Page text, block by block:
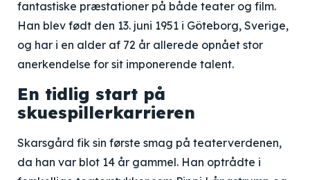
fantastiske præstationer på både teater og film.
Han blev født den 13. juni 1951 i Göteborg, Sverige,
og har i en alder af 72 år allerede opnået stor
anerkendelse for sit imponerende talent.
En tidlig start på
skuespillerkarrieren
Skarsgård fik sin første smag på teaterverdenen,
da han var blot 14 år gammel. Han optrådte i